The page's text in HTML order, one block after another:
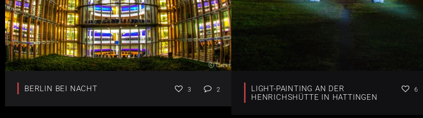
BERLIN BEI NACHT 3 2
LIGHT-PAINTING AN DER
HENRICHSHÜTTE IN HATTINGEN
6